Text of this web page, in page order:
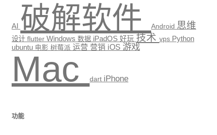
AI 破解软件 Android 思维
设计 flutter Windows 数据 iPadOS 好玩 技术 vps Python
ubuntu 电影 树莓派 运营 营销 iOS 游戏
Mac dart iPhone
功能